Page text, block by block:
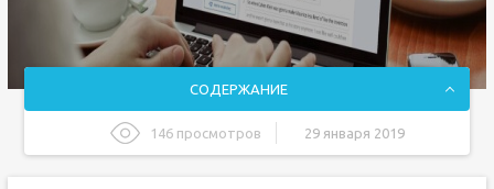
СОДЕРЖАНИЕ
146 просмотров 29 января 2019